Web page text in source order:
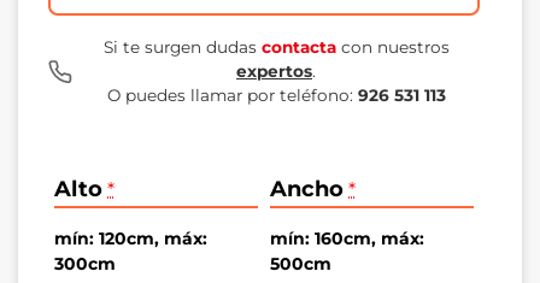
Si te surgen dudas contactacon nuestros
expertos.
O puedes llamar por teléfono: 926 531 113
Alto *
mín: 120cm, máx:
300cm
Ancho *
mín: 160cm, máx:
500cm